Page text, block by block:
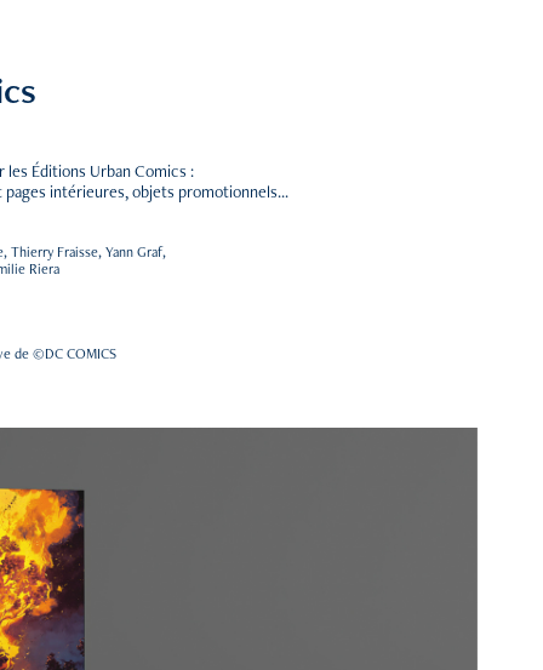
les Éditions Urban Comics :
intérieures, objets promotionnels...
Thierry Fraisse, Yann Graf,
Riera
de ©DC COMICS